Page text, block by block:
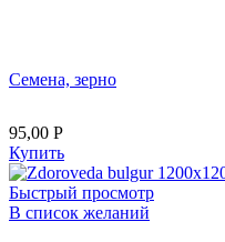
Семена, зерно
95,00 Р
Купить
Быстрый просмотр
В список желаний